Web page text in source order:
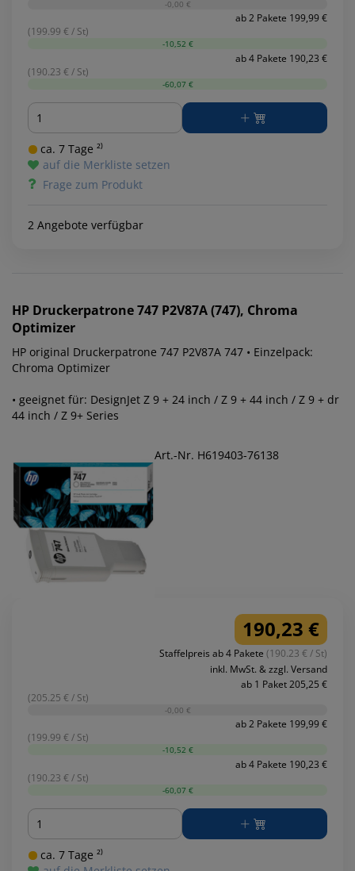
-0,00 €
ab 2 Pakete 199,99 €
(199.99 € / St)
-10,52 €
ab 4 Pakete 190,23 €
(190.23 € / St)
-60,07 €
Menge
ca. 7 Tage ²⁾
auf die Merkliste setzen
Frage zum Produkt
2 Angebote verfügbar
HP Druckerpatrone 747 P2V87A (747), Chroma
Optimizer
HP original Druckerpatrone 747 P2V87A 747 • Einzelpack:
Chroma Optimizer
• geeignet für: DesignJet Z 9 + 24 inch / Z 9 + 44 inch / Z 9 + dr
44 inch / Z 9+ Series
Art.-Nr. H619403-76138
190,23 €
Staffelpreis ab 4 Pakete (190.23 € / St)
inkl. MwSt. & zzgl. Versand
ab 1 Paket 205,25 €
(205.25 € / St)
-0,00 €
ab 2 Pakete 199,99 €
(199.99 € / St)
-10,52 €
ab 4 Pakete 190,23 €
(190.23 € / St)
-60,07 €
Menge
ca. 7 Tage ²⁾